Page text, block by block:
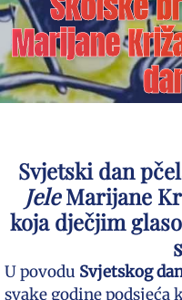
Marijane
Svjetski dan
JeleMarijane
koja dječjim
U povodu Svjetskog
svake godine